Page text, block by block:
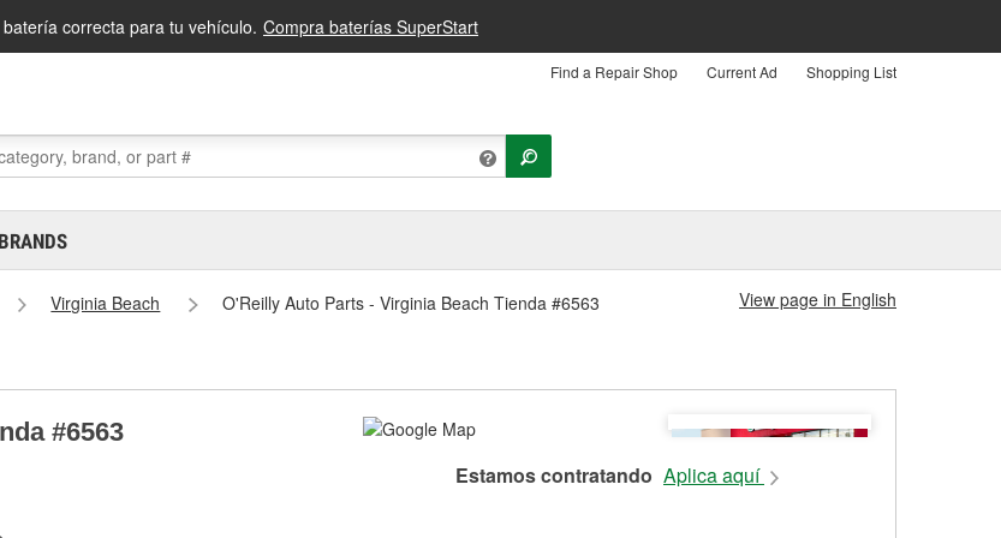
correcta para tu vehículo. Compra baterías SuperStart
Find a Repair Shop Current Ad Shopping List
BRANDS
Virginia Beach O'Reilly Auto Parts - Virginia Beach Tienda #6563 View page in English
#6563
Estamos contratando Aplica aquí